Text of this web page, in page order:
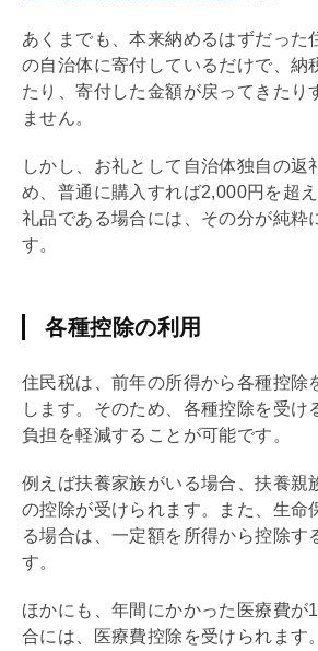
あくまでも、本来納めるはずだった
の自治体に寄付しているだけで、納
たり、寄付した金額が戻ってきたり
ません。
しかし、お礼として自治体独自の返
め、普通に購入すれば2,000円を超
礼品である場合には、その分が純粋
す。
各種控除の利用
住民税は、前年の所得から各種控除
します。そのため、各種控除を受け
負担を軽減することが可能です。
例えば扶養家族がいる場合、扶養親
の控除が受けられます。また、生命
る場合は、一定額を所得から控除す
す。
ほかにも、年間にかかった医療費が
合には、医療費控除を受けられます